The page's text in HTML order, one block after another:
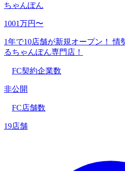
ちゃんぽん
1001万円〜
1年で10店舗が新規オープン！ 情
るちゃんぽん専門店！
FC契約企業数
非公開
FC店舗数
19店舗